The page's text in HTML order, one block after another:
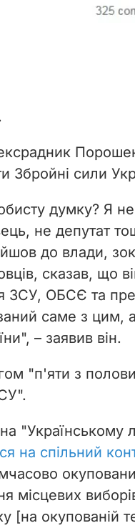
Збройні сили
думку? Я не
не депутат
до влади,
сказав, що
ЗСУ, ОБСЄ та
саме з цим,
", – заявив він.
"п'яти з
"Українському
на спільний
місцевих
[на окупованій